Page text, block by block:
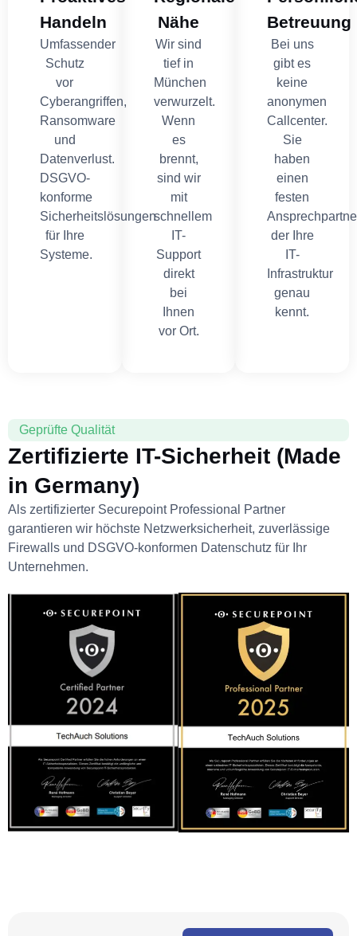
Handeln
Umfassender
Schutz
vor
Cyberangriffen,
Ransomware
und
Datenverlust.
DSGVO-
konforme
Sicherheitslösungen
für Ihre
Systeme.
Nähe
Wir sind
tief in
München
verwurzelt.
Wenn
es
brennt,
sind wir
mit
schnellem
IT-
Support
direkt
bei
Ihnen
vor Ort.
Betreuung
Bei uns
gibt es
keine
anonymen
Callcenter.
Sie
haben
einen
festen
der Ihre
IT-
Infrastruktur
genau
kennt.
Geprüfte Qualität
Zertifizierte IT-Sicherheit (Made
in Germany)
Als zertifizierter Securepoint Professional Partner
garantieren wir höchste Netzwerksicherheit, zuverlässige
Firewalls und DSGVO-konformen Datenschutz für Ihr
Unternehmen.